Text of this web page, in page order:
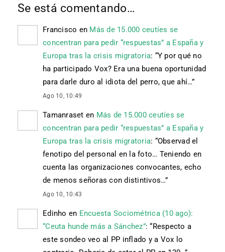
Se está comentando…
Francisco en Más de 15.000 ceutíes se
concentran para pedir “respuestas” a España y
Europa tras la crisis migratoria: “Y por qué no
ha participado Vox? Era una buena oportunidad
para darle duro al idiota del perro, que ahí…”
Ago 10, 10:49
Tamanraset en Más de 15.000 ceutíes se
concentran para pedir “respuestas” a España y
Europa tras la crisis migratoria: “Observad el
fenotipo del personal en la foto… Teniendo en
cuenta las organizaciones convocantes, echo
de menos señoras con distintivos…”
Ago 10, 10:43
Edinho en Encuesta Sociométrica (10 ago):
“Ceuta hunde más a Sánchez”: “Respecto a
este sondeo veo al PP inflado y a Vox lo